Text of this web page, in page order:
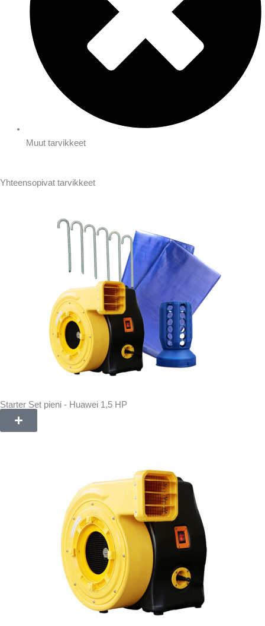
Muut tarvikkeet
Yhteensopivat tarvikkeet
Starter Set pieni - Huawei 1,5 HP